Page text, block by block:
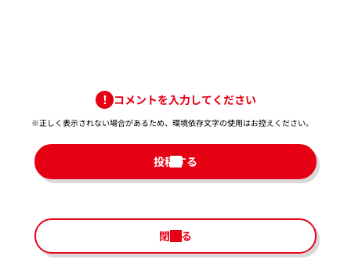
コメントを入力してください
※正しく表示されない場合があるため、環境依存文字の使用はお控えください。​
投稿する
閉じる